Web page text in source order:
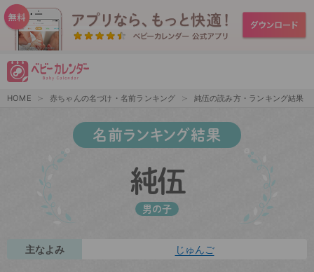
HOME 赤ちゃんの名づけ・名前ランキング 純伍の読み方・ランキング結果
名前ランキング結果
純伍
男の子
主なよみ じゅんご